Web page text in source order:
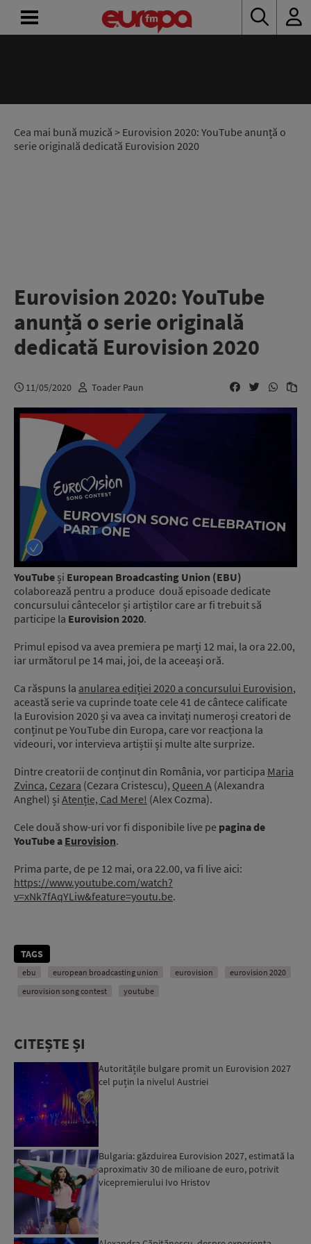
Cea mai bună muzică > Eurovision 2020: YouTube anunță o
serie originală dedicată Eurovision 2020
Eurovision 2020: YouTube
anunță o serie originală
dedicată Eurovision 2020
11/05/2020 Toader Paun
YouTube și European Broadcasting Union (EBU)
colaborează pentru a produce două episoade dedicate
concursului cântecelor și artiștilor care ar fi trebuit să
participe la Eurovision 2020.
Primul episod va avea premiera pe marți 12 mai, la ora 22.00,
iar următorul pe 14 mai, joi, de la aceeași oră.
Ca răspuns la anularea ediției 2020 a concursului Eurovision,
această serie va cuprinde toate cele 41 de cântece calificate
la Eurovision 2020 și va avea ca invitați numeroși creatori de
conținut pe YouTube din Europa, care vor reacționa la
videouri, vor intervieva artiștii și multe alte surprize.
Dintre creatorii de conținut din România, vor participa Maria
Zvinca, Cezara (Cezara Cristescu), Queen A (Alexandra
Anghel) și Atenție, Cad Mere! (Alex Cozma).
Cele două show-uri vor fi disponibile live pe pagina de
YouTube a Eurovision.
Prima parte, de pe 12 mai, ora 22.00, va fi live aici:
https://www.youtube.com/watch?
v=xNk7fAqYLiw&feature=youtu.be.
TAGS
ebu european broadcasting union eurovision
eurovision 2020
eurovision song contest
youtube
CITEȘTE ȘI
Autoritățile bulgare promit un Eurovision 2027
cel puțin la nivelul Austriei
Bulgaria: găzduirea Eurovision 2027, estimată la
aproximativ 30 de milioane de euro, potrivit
vicepremierului Ivo Hristov
RADIO